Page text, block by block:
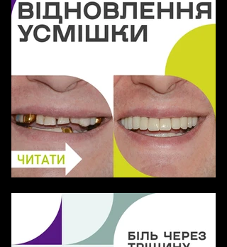
ЗНАТИ ПРО КОРОНКИ З
ЦИРКОНІЮ
Відновлення усмішки